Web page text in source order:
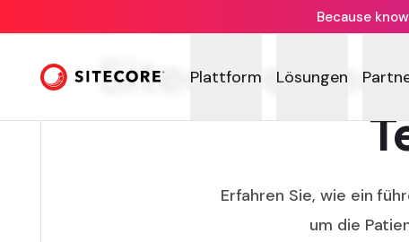
Because
Plattform Lösungen
Sitecore und
Erfahren Sie, wie ein
um die